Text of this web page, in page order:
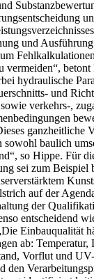
und
vermeiden“,
hydraulische
und
verkehrs-,
ganzheitliche
sowohl baulich
so Hippe. Für
sei zum Beispiel
auf der
der
entscheidend
Einbauqualität
ab:
Vorflut und
den